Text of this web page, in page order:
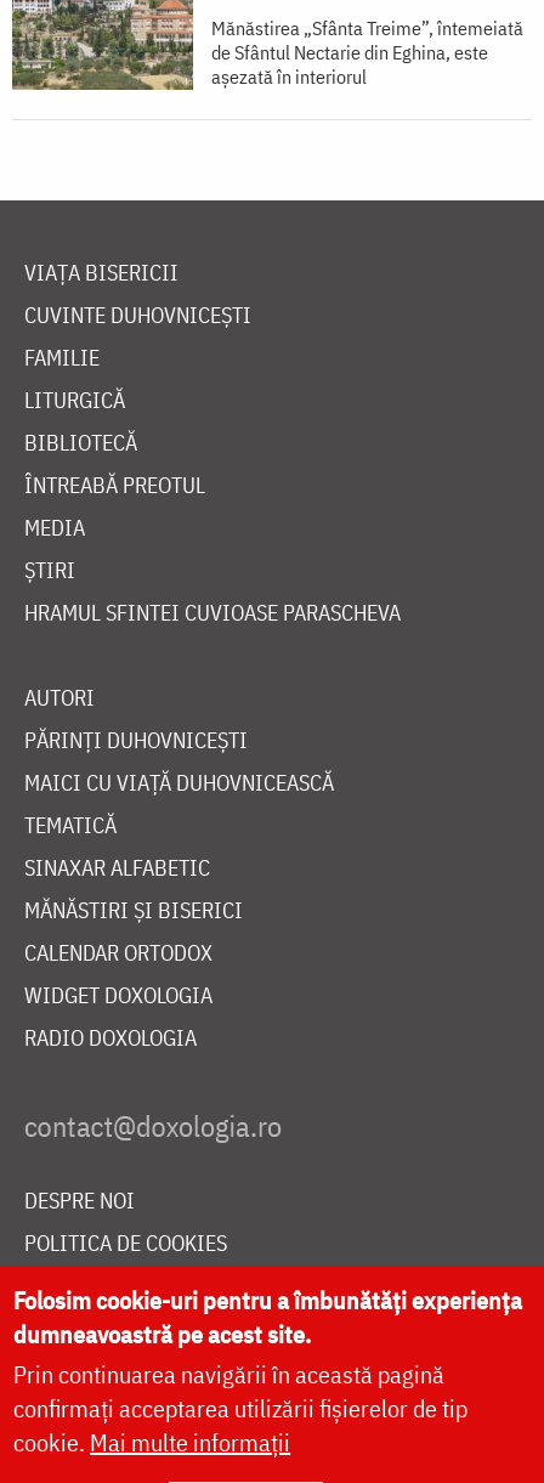
Mănăstirea „Sfânta Treime”, întemeiată
de Sfântul Nectarie din Eghina, este
aşezată în interiorul
VIAȚA BISERICII
CUVINTE DUHOVNICEȘTI
FAMILIE
LITURGICĂ
BIBLIOTECĂ
ÎNTREABĂ PREOTUL
MEDIA
ȘTIRI
HRAMUL SFINTEI CUVIOASE PARASCHEVA
AUTORI
PĂRINȚI DUHOVNICEȘTI
MAICI CU VIAȚĂ DUHOVNICEASCĂ
TEMATICĂ
SINAXAR ALFABETIC
MĂNĂSTIRI ȘI BISERICI
CALENDAR ORTODOX
WIDGET DOXOLOGIA
RADIO DOXOLOGIA
DESPRE NOI
POLITICA DE COOKIES
DONEAZĂ ONLINE PENTRU CATEDRALA NAȚIONALĂ
LIVE
Folosim cookie-uri pentru a îmbunătăți experiența
dumneavoastră pe acest site.
Prin continuarea navigării în această pagină
confirmați acceptarea utilizării fișierelor de tip
cookie. Mai multe informații